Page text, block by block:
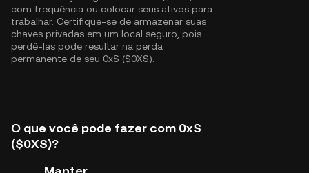
com frequência ou colocar seus ativos para
trabalhar. Certifique-se de armazenar suas
chaves privadas em um local seguro, pois
perdê-las pode resultar na perda
permanente de seu 0xS ($0XS).
O que você pode fazer com 0xS
($0XS)?